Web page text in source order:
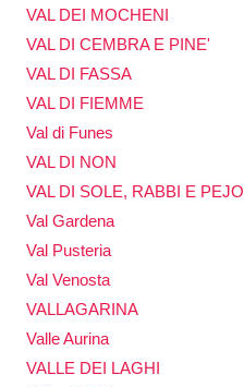
VAL DEI MOCHENI
VAL DI CEMBRA E PINE'
VAL DI FASSA
VAL DI FIEMME
Val di Funes
VAL DI NON
VAL DI SOLE, RABBI E PEJO
Val Gardena
Val Pusteria
Val Venosta
VALLAGARINA
Valle Aurina
VALLE DEI LAGHI